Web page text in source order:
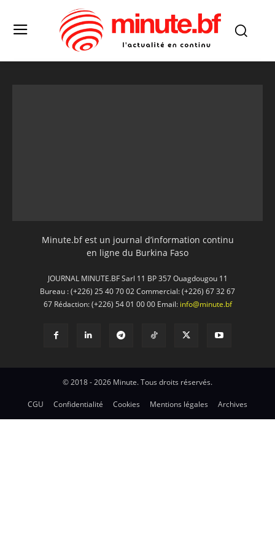
Minute.bf est un journal d’information continu
en ligne du Burkina Faso
JOURNAL MINUTE.BF Sarl 11 BP 357 Ouagdougou 11
Bureau : (+226) 25 40 70 02 Commercial: (+226) 67 32 67
67 Rédaction: (+226) 54 01 00 00 Email: info@minute.bf
© 2018 - 2026 Minute. Tous droits réservés.
CGU Confidentialité Cookies Mentions légales Archives